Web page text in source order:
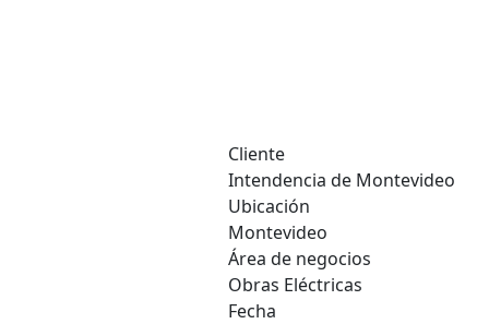
Cliente
Intendencia de Montevideo
Ubicación
Montevideo
Área de negocios
Obras Eléctricas
Fecha